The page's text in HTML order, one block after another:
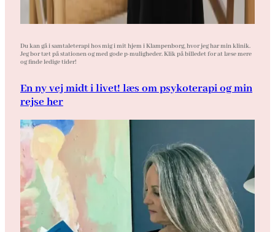
Du kan gå i samtaleterapi hos mig i mit hjem i Klampenborg, hvor jeg har min klinik.
Jeg bor tæt på stationen og med gode p-muligheder. Klik på billedet for at læse mere
og finde ledige tider!
En ny vej midt i livet! læs om psykoterapi og min
rejse her